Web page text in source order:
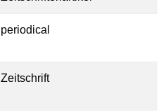
periodical
Zeitschrift